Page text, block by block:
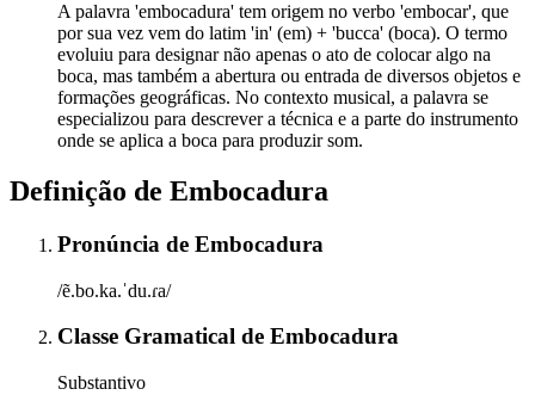
A palavra 'embocadura' tem origem no verbo 'embocar', que
por sua vez vem do latim 'in' (em) + 'bucca' (boca). O termo
evoluiu para designar não apenas o ato de colocar algo na
boca, mas também a abertura ou entrada de diversos objetos e
formações geográficas. No contexto musical, a palavra se
especializou para descrever a técnica e a parte do instrumento
onde se aplica a boca para produzir som.
Definição de Embocadura
Pronúncia de Embocadura
/ẽ.bo.ka.ˈdu.ɾa/
Classe Gramatical de Embocadura
Substantivo